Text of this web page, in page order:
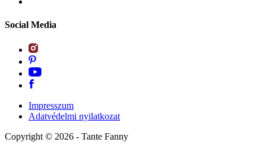
Social Media
Impresszum
Adatvédelmi nyilatkozat
Copyright © 2026 - Tante Fanny